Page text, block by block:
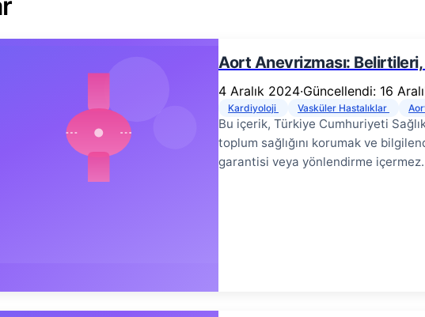
Aort Anevrizması: Belirtileri,
4 Aralık 2024·Güncellendi: 16
Kardiyoloji Vasküler Hastalıklar
Bu içerik, Türkiye Cumhuriyeti
toplum sağlığını korumak ve
garantisi veya yönlendirme